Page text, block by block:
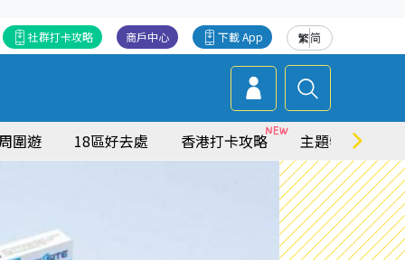
繁简
下載 App
商戶中心
社群打卡攻略
圍遊 18區好去處 香港打卡攻略 主題特集